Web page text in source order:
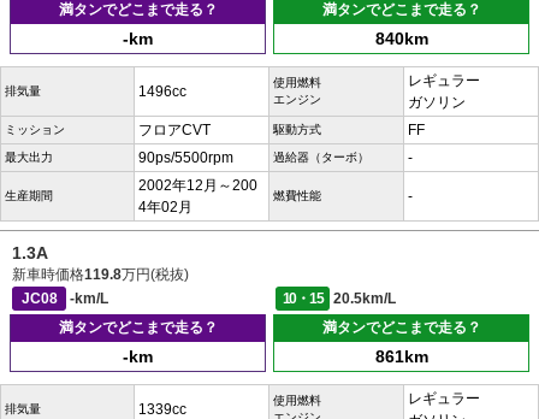
満タンでどこまで走る？
-km
満タンでどこまで走る？
840km
排気量 1496cc
使用燃料
エンジン
レギュラー
ガソリン
ミッション フロアCVT 駆動方式 FF
最大出力 90ps/5500rpm 過給器（ターボ） -
生産期間
2002年12月～200
4年02月
燃費性能 -
1.3A
新車時価格119.8万円(税抜)
JC08
-km/L 10・15
20.5km/L
満タンでどこまで走る？
-km
満タンでどこまで走る？
861km
排気量 1339cc
使用燃料
レギュラー